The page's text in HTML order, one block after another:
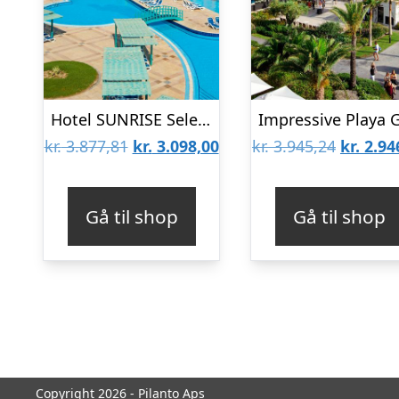
Hotel SUNRISE Select Garden Beach
kr.3.877,81 Den
var:
kr. 3.877,81.
kr. 3.098,00Den
kr. 3.098,00.
Gå til shop
kr.3.945,24 Den
var:
kr.
kr.
Gå til shop
Copyright 2026 - Pilanto Aps